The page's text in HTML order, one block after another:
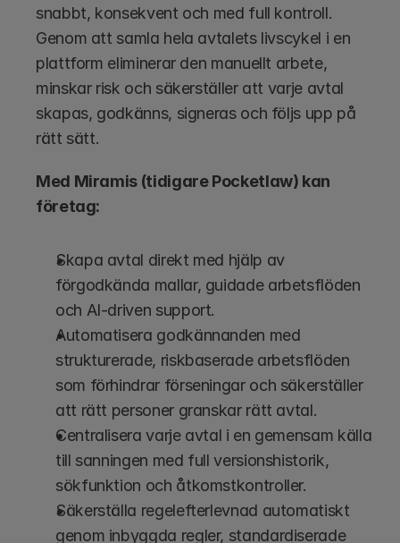
snabbt, konsekvent och med full kontroll.
Genom att samla hela avtalets livscykel i en
plattform eliminerar den manuellt arbete,
minskar risk och säkerställer att varje avtal
skapas, godkänns, signeras och följs upp på
rätt sätt.
Med Miramis (tidigare Pocketlaw) kan
företag:
Skapa avtal direkt med hjälp av
förgodkända mallar, guidade arbetsflöden
och AI-driven support.
Automatisera godkännanden med
strukturerade, riskbaserade arbetsflöden
som förhindrar förseningar och säkerställer
att rätt personer granskar rätt avtal.
Centralisera varje avtal i en gemensam källa
till sanningen med full versionshistorik,
sökfunktion och åtkomstkontroller.
Säkerställa regelefterlevnad automatiskt
genom inbyggda regler, standardiserade